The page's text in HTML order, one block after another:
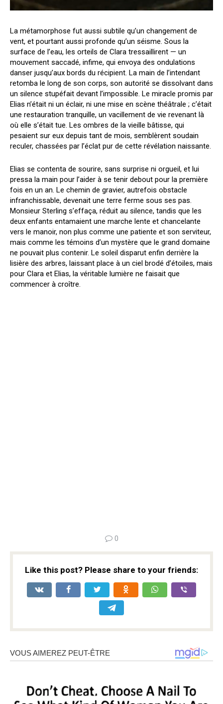
La métamorphose fut aussi subtile qu’un changement de
vent, et pourtant aussi profonde qu’un séisme. Sous la
surface de l’eau, les orteils de Clara tressaillirent — un
mouvement saccadé, infime, qui envoya des ondulations
danser jusqu’aux bords du récipient. La main de l’intendant
retomba le long de son corps, son autorité se dissolvant dans
un silence stupéfait devant l’impossible. Le miracle promis par
Elias n’était ni un éclair, ni une mise en scène théâtrale ; c’était
une restauration tranquille, un vacillement de vie revenant là
où elle s’était tue. Les ombres de la vieille bâtisse, qui
pesaient sur eux depuis tant de mois, semblèrent soudain
reculer, chassées par l’éclat pur de cette révélation naissante.
Elias se contenta de sourire, sans surprise ni orgueil, et lui
pressa la main pour l’aider à se tenir debout pour la première
fois en un an. Le chemin de gravier, autrefois obstacle
infranchissable, devenait une terre ferme sous ses pas.
Monsieur Sterling s’effaça, réduit au silence, tandis que les
deux enfants entamaient une marche lente et chancelante
vers le manoir, non plus comme une patiente et son serviteur,
mais comme les témoins d’un mystère que le grand domaine
ne pouvait plus contenir. Le soleil disparut enfin derrière la
lisière des arbres, laissant place à un ciel brodé d’étoiles, mais
pour Clara et Elias, la véritable lumière ne faisait que
commencer à croître.
0
Like this post? Please share to your friends: